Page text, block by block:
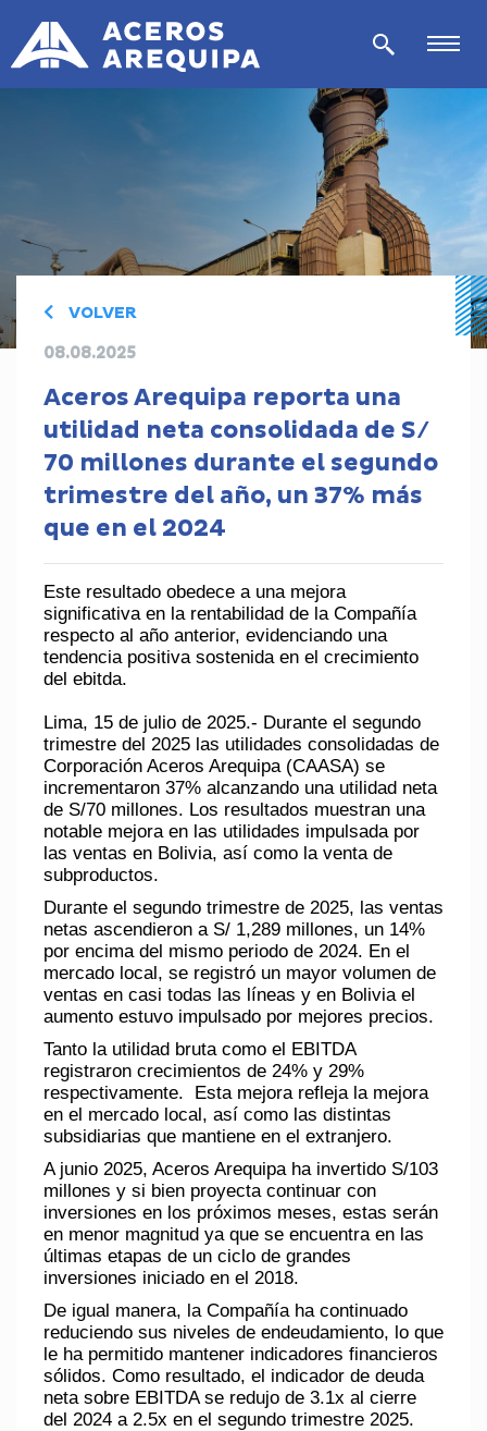
VOLVER
08.08.2025
Aceros Arequipa reporta una
utilidad neta consolidada de S/
70 millones durante el segundo
trimestre del año, un 37% más
que en el 2024
Este resultado obedece a una mejora
significativa en la rentabilidad de la Compañía
respecto al año anterior, evidenciando una
tendencia positiva sostenida en el crecimiento
del ebitda.
Lima, 15 de julio de 2025.- Durante el segundo
trimestre del 2025 las utilidades consolidadas de
Corporación Aceros Arequipa (CAASA) se
incrementaron 37% alcanzando una utilidad neta
de S/70 millones. Los resultados muestran una
notable mejora en las utilidades impulsada por
las ventas en Bolivia, así como la venta de
subproductos.
Durante el segundo trimestre de 2025, las ventas
netas ascendieron a S/ 1,289 millones, un 14%
por encima del mismo periodo de 2024. En el
mercado local, se registró un mayor volumen de
ventas en casi todas las líneas y en Bolivia el
aumento estuvo impulsado por mejores precios.
Tanto la utilidad bruta como el EBITDA
registraron crecimientos de 24% y 29%
respectivamente. Esta mejora refleja la mejora
en el mercado local, así como las distintas
subsidiarias que mantiene en el extranjero.
A junio 2025, Aceros Arequipa ha invertido S/103
millones y si bien proyecta continuar con
inversiones en los próximos meses, estas serán
en menor magnitud ya que se encuentra en las
últimas etapas de un ciclo de grandes
inversiones iniciado en el 2018.
De igual manera, la Compañía ha continuado
reduciendo sus niveles de endeudamiento, lo que
le ha permitido mantener indicadores financieros
sólidos. Como resultado, el indicador de deuda
neta sobre EBITDA se redujo de 3.1x al cierre
del 2024 a 2.5x en el segundo trimestre 2025.